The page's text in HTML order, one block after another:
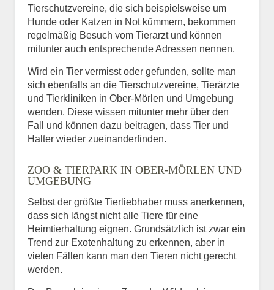
Tierschutzvereine, die sich beispielsweise um
Hunde oder Katzen in Not kümmern, bekommen
regelmäßig Besuch vom Tierarzt und können
mitunter auch entsprechende Adressen nennen.
Wird ein Tier vermisst oder gefunden, sollte man
sich ebenfalls an die Tierschutzvereine, Tierärzte
und Tierkliniken in Ober-Mörlen und Umgebung
wenden. Diese wissen mitunter mehr über den
Fall und können dazu beitragen, dass Tier und
Halter wieder zueinanderfinden.
ZOO & TIERPARK IN OBER-MÖRLEN UND
UMGEBUNG
Selbst der größte Tierliebhaber muss anerkennen,
dass sich längst nicht alle Tiere für eine
Heimtierhaltung eignen. Grundsätzlich ist zwar ein
Trend zur Exotenhaltung zu erkennen, aber in
vielen Fällen kann man den Tieren nicht gerecht
werden.